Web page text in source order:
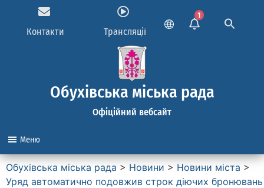
Контакти Трансляції
1
Обухівська міська рада
Офіційний вебсайт
Меню
Обухівська міська рада > Новини > Новини міста >
Уряд автоматично подовжив строк діючих бронювань